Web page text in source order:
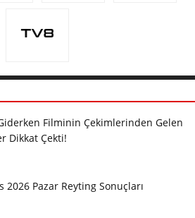
Filminin Çekimlerinden Gelen
Dikkat Çekti!
2026 Pazar Reyting Sonuçları